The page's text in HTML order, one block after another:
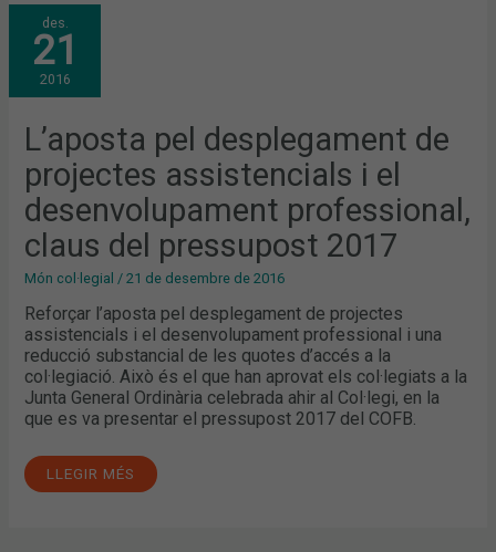
des.
21
2016
L’aposta pel desplegament de
projectes assistencials i el
desenvolupament professional,
claus del pressupost 2017
Món col·legial /21 de desembre de 2016
Reforçar l’aposta pel desplegament de projectes
assistencials i el desenvolupament professional i una
reducció substancial de les quotes d’accés a la
col·legiació. Això és el que han aprovat els col·legiats a la
Junta General Ordinària celebrada ahir al Col·legi, en la
que es va presentar el pressupost 2017 del COFB.
L’APOSTA
PEL
DESPLEGAMENT
DE
PROJECTES
ASSISTENCIALS
I
DESENVOLUPAMENT
PROFESSIONAL,
CLAUS
DEL
PRESSUPOST
2017
LLEGIR MÉS